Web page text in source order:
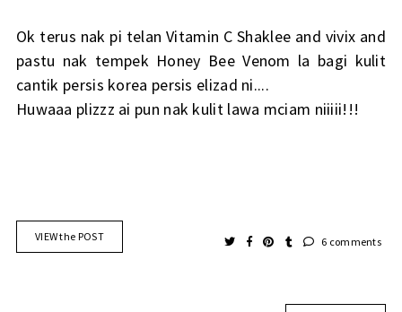
Ok terus nak pi telan Vitamin C Shaklee and vivix and
pastu nak tempek Honey Bee Venom la bagi kulit
cantik persis korea persis elizad ni....
Huwaaa plizzz ai pun nak kulit lawa mciam niiiii!!!
VIEW the POST 6 comments